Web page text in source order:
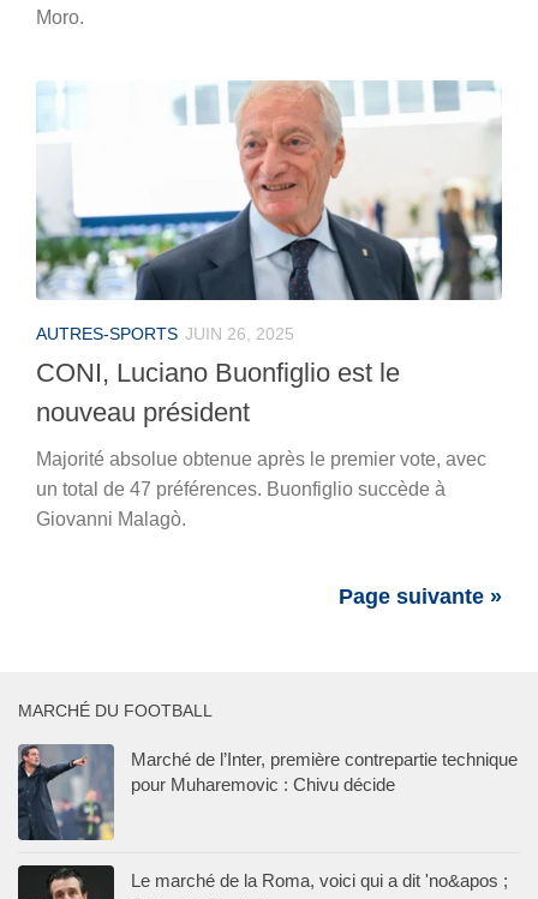
Moro.
AUTRES-SPORTS JUIN 26, 2025
CONI, Luciano Buonfiglio est le
nouveau président
Majorité absolue obtenue après le premier vote, avec
un total de 47 préférences. Buonfiglio succède à
Giovanni Malagò.
Page suivante »
MARCHÉ DU FOOTBALL
Marché de l’Inter, première contrepartie technique
pour Muharemovic : Chivu décide
Le marché de la Roma, voici qui a dit 'no&apos ;